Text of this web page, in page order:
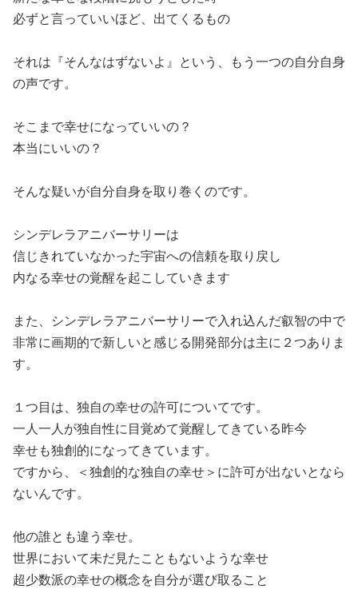
必ずと言っていいほど、出てくるもの
それは『そんなはずないよ』という、もう一つの自分自身
の声です。
そこまで幸せになっていいの？
本当にいいの？
そんな疑いが自分自身を取り巻くのです。
シンデレラアニバーサリーは
信じきれていなかった宇宙への信頼を取り戻し
内なる幸せの覚醒を起こしていきます
また、シンデレラアニバーサリーで入れ込んだ叡智の中で
非常に画期的で新しいと感じる開発部分は主に２つありま
す。
１つ目は、独自の幸せの許可についてです。
一人一人が独自性に目覚めて覚醒してきている昨今
幸せも独創的になってきています。
ですから、＜独創的な独自の幸せ＞に許可が出ないとなら
ないんです。
他の誰とも違う幸せ。
世界において未だ見たこともないような幸せ
超少数派の幸せの概念を自分が選び取ること